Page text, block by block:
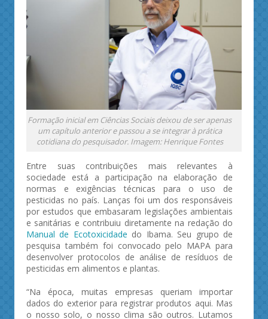
Formação inicial em Ciências Sociais deixou de ser apenas
um capítulo anterior e passou a se integrar à prática
cotidiana do pesquisador. Imagem: Henrique Fontes
Entre suas contribuições mais relevantes à
sociedade está a participação na elaboração de
normas e exigências técnicas para o uso de
pesticidas no país. Lanças foi um dos responsáveis
por estudos que embasaram legislações ambientais
e sanitárias e contribuiu diretamente na redação do
Manual de Ecotoxicidade do Ibama. Seu grupo de
pesquisa também foi convocado pelo MAPA para
desenvolver protocolos de análise de resíduos de
pesticidas em alimentos e plantas.
“Na época, muitas empresas queriam importar
dados do exterior para registrar produtos aqui. Mas
o nosso solo, o nosso clima são outros. Lutamos